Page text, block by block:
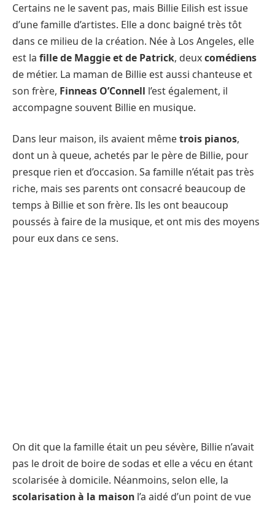
Certains ne le savent pas, mais Billie Eilish est issue
d’une famille d’artistes. Elle a donc baigné très tôt
dans ce milieu de la création. Née à Los Angeles, elle
est la fille de Maggie et de Patrick, deuxcomédiens
de métier. La maman de Billie est aussi chanteuse et
son frère, Finneas O’Connell l’est également, il
accompagne souvent Billie en musique.
Dans leur maison, ils avaient mêmetrois pianos,
dont un à queue, achetés par le père de Billie, pour
presque rien et d’occasion. Sa famille n’était pas très
riche, mais ses parents ont consacré beaucoup de
temps à Billie et son frère. Ils les ont beaucoup
poussés à faire de la musique, et ont mis des moyens
pour eux dans ce sens.
On dit que la famille était un peu sévère, Billie n’avait
pas le droit de boire de sodas et elle a vécu en étant
scolarisée à domicile. Néanmoins, selon elle, la
scolarisation à la maison l’a aidé d’un point de vue